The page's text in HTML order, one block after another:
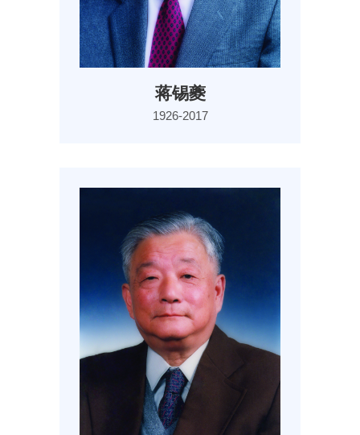
蒋锡夔
1926-2017